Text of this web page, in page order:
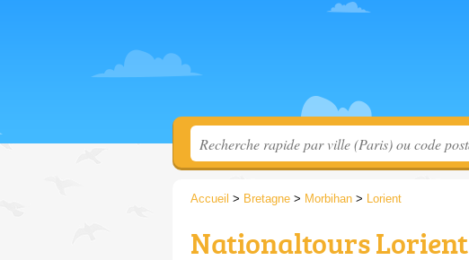
Accueil > Bretagne > Morbihan > Lorient
Nationaltours Lorient